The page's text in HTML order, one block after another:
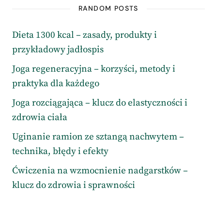
RANDOM POSTS
Dieta 1300 kcal – zasady, produkty i
przykładowy jadłospis
Joga regeneracyjna – korzyści, metody i
praktyka dla każdego
Joga rozciągająca – klucz do elastyczności i
zdrowia ciała
Uginanie ramion ze sztangą nachwytem –
technika, błędy i efekty
Ćwiczenia na wzmocnienie nadgarstków –
klucz do zdrowia i sprawności